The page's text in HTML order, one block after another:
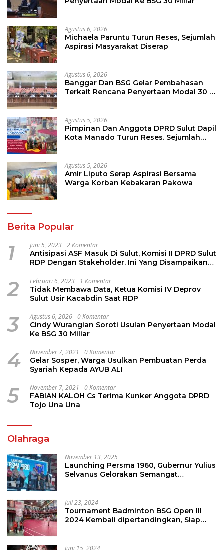
Agustus 6, 2026
Michaela Paruntu Turun Reses, Sejumlah
Aspirasi Masyarakat Diserap
Agustus 6, 2026
Banggar Dan BSG Gelar Pembahasan
Terkait Rencana Penyertaan Modal 30 M
Agustus 5, 2026
Pimpinan Dan Anggota DPRD Sulut Dapil
Kota Manado Turun Reses. Sejumlah
Agustus 5, 2026
Amir Liputo Serap Aspirasi Bersama
Warga Korban Kebakaran Pakowa
Berita Popular
1 Juni 5, 2023 2 Komentar
Antisipasi ASF Masuk Di Sulut, Komisi II DPRD Sulut
RDP Dengan Stakeholder. Ini Yang Disampaikan
2 Februari 6, 2023 1 Komentar
Tidak Membawa Data, Ketua Komisi IV Deprov
Sulut Usir Kacabdin Saat RDP
3 Agustus 6, 2026 0 Komentar
Cindy Wurangian Soroti Usulan Penyertaan Modal
Ke BSG 30 Miliar
4 November 7, 2021 0 Komentar
Gelar Sosper, Warga Usulkan Pembuatan Perda
Syariah Kepada AYUB ALI
5 November 7, 2021 0 Komentar
FABIAN KALOH Cs Terima Kunker Anggota DPRD
Tojo Una Una
Olahraga
November 13, 2025
Launching Persma 1960, Gubernur Yulius
Selvanus Gelorakan Semangat
Juli 23, 2024
Tournament Badminton BSG Open III
2024 Kembali dipertandingkan, Siap
Juni 15, 2024